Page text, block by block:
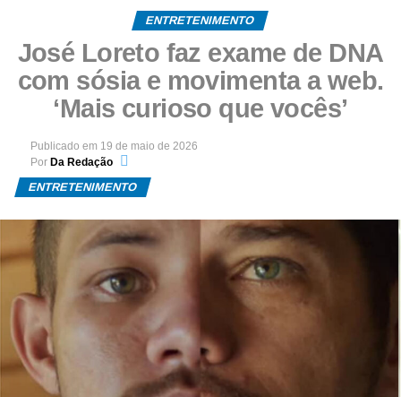
ENTRETENIMENTO
José Loreto faz exame de DNA
com sósia e movimenta a web.
‘Mais curioso que vocês’
Publicado em 19 de maio de 2026
Por Da Redação
ENTRETENIMENTO